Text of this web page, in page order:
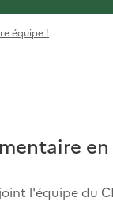
équipe !
en
l'équipe du